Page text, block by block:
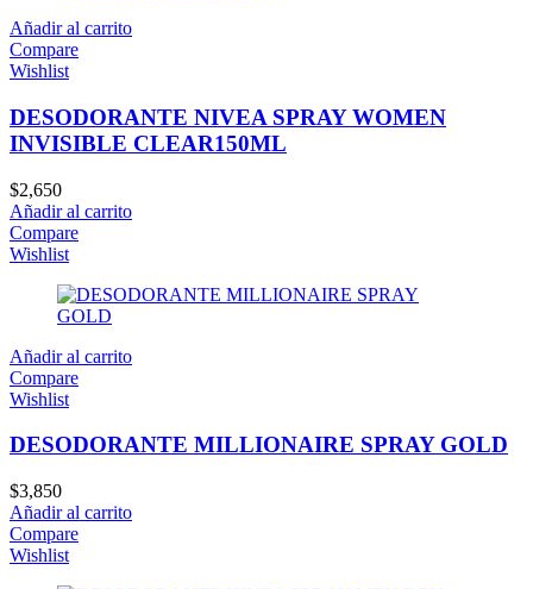
Añadir al carrito
Compare
Wishlist
DESODORANTE NIVEA SPRAY WOMEN
INVISIBLE CLEAR150ML
$2,650
Añadir al carrito
Compare
Wishlist
Añadir al carrito
Compare
Wishlist
DESODORANTE MILLIONAIRE SPRAY GOLD
$3,850
Añadir al carrito
Compare
Wishlist